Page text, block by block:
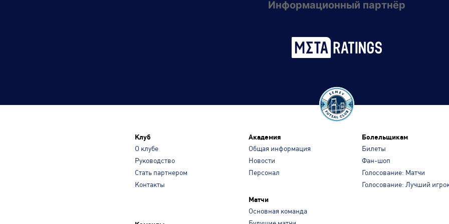
Информационный партнёр
Клуб
О клубе
Руководство
Стать партнером
Контакты
Академия
Общая информация
Новости
Персонал
Матчи
Основная команда
Болельщикам
Билеты
Фан-шоп
Голосование: Матчи
Голосование: Лучший